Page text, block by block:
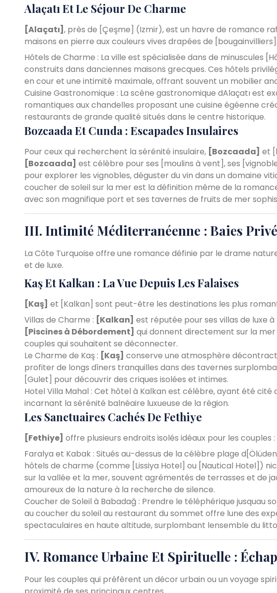
Alaçatı Et Le Séjour De Charme
[Alaçatı] , près de [Çeşme] (Izmir), est un havre de romance
maisons en pierre aux couleurs vives drapées de [bougainvilliers].
Hôtels de Charme : La ville est spécialisée dans de minuscules
construits dans danciennes maisons grecques. Ces hôtels
en cour et une intimité maximale, offrant souvent un mobilier
Cuisine Gastronomique : La scène gastronomique dAlaçatı est
romantiques aux chandelles proposant une cuisine égéenne
restaurants de grande qualité situés dans le centre historique.
Bozcaada Et Cunda : Escapades Insulaires
Pour ceux qui recherchent la sérénité insulaire, [Bozcaada] et
[Bozcaada] est célèbre pour ses [moulins à vent], ses
pour explorer les vignobles, déguster du vin dans un domaine
coucher de soleil sur la mer est la définition même de la
avec son magnifique port et ses tavernes de fruits de mer
III. Intimité Méditerranéenne : Baies
La Côte Turquoise offre une romance définie par le drame
et de luxe.
Kaş Et Kalkan : La Vue Depuis Les Falaises
[Kaş] et [Kalkan] sont peut-être les destinations les plus
Villas de Charme : [Kalkan] est réputée pour ses villas de luxe
[Piscines à Débordement] qui donnent directement sur la
couples qui souhaitent se déconnecter.
Le Charme de Kaş : [Kaş] conserve une atmosphère
profiter de longs dîners tranquilles dans des tavernes
[Gulet] pour découvrir des criques isolées et intimes.
Hotel Villa Mahal : Cet hôtel à Kalkan est célèbre, ayant été
incarnant la sérénité balnéaire luxueuse de la région.
Les Sanctuaires Cachés De Fethiye
[Fethiye] offre plusieurs endroits isolés idéaux pour les couples :
Faralya et Kabak : Situés au-dessus de la célèbre plage
hôtels de charme (comme [Lissiya Hotel] ou [Nautical Hotel])
sur la vallée et la mer, souvent agrémentés de terrasses et de
amoureux de la nature à la recherche de silence.
Coucher de Soleil à Babadağ : Prendre le téléphérique jusquau
au coucher du soleil au restaurant du sommet offre lune des
spectaculaires en haute altitude, surplombant lensemble du
IV. Romance Urbaine Et Spirituelle :
Pour les couples qui préfèrent un décor urbain ou un voyage